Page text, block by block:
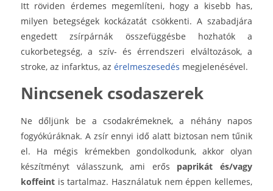
Itt röviden érdemes megemlíteni, hogy a kisebb has,
milyen betegségek kockázatát csökkenti. A szabadjára
engedett zsírpárnák összefüggésbe hozhatók a
cukorbetegség, a szív- és érrendszeri elváltozások, a
stroke, az infarktus, az érelmeszesedés megjelenésével.
Nincsenek csodaszerek
Ne dőljünk be a csodakrémeknek, a néhány napos
fogyókúráknak. A zsír ennyi idő alatt biztosan nem tűnik
el. Ha mégis krémekben gondolkodunk, akkor olyan
készítményt válasszunk, ami erős paprikát és/vagy
koffeint is tartalmaz. Használatuk nem éppen kellemes,